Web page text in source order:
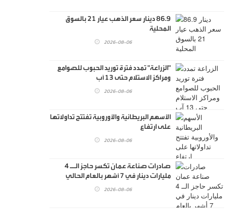
86.9 دينار سعر الذهب عيار 21 بالسوق
المحلية
2026-08-06
"الزراعة" تمدد فترة توريد الحبوب للصوامع
ومراكز الاستلام حتى 13 آب
2026-08-06
الأسهم البريطانية والأوروبية تفتتح تداولاتها
على ارتفاع
2026-08-06
صادرات صناعة عمان تكسر حاجز الــ 4
مليارات دينار في 7 أشهر بالعام الحالي
2026-08-06